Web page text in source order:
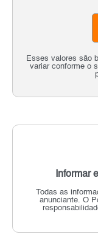
Esses valores são
variar conforme o
Informar
Todas as
anunciante. O